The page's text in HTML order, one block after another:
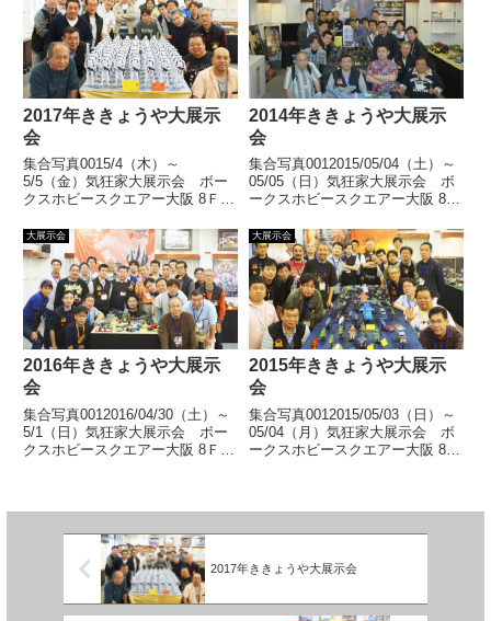
ご来場いただきまして誠にありが
とうございました。展示風景/激
安市風... 【続きを読む】
来場いただき、またアンケートに
ご協力いただきまし... 【続き
を読む】
2017年ききょうや大展示
会
集合写真0015/4（木）～
5/5（金）気狂家大展示会 ボー
クスホビースクエアー大阪 8Ｆホ
クエアー大阪での大展示会、おか
げさまで無事終了いたしました。
多数ご来場いただきましてありが
とうございました。展示風景
ア... 【続きを読む】
2014年ききょうや大展示
会
集合写真0012015/05/04（土）～
05/05（日）気狂家大展示会 ボ
ークスホビースクエアー大阪 8Ｆ
スクエアー大阪での大展示会、お
かげさまで無事終了いたしまし
た。多数ご来場いただきましてあ
りがとうござい... 【続きを読
む】
大展示会
2016年ききょうや大展示
会
集合写真0012016/04/30（土）～
5/1（日）気狂家大展示会 ボー
クスホビースクエアー大阪 8Ｆホ
とうございまし... 【続きを読
大展示会
2015年ききょうや大展示
会
集合写真0012015/05/03（日）～
05/04（月）気狂家大展示会 ボ
ークスホビースクエアー大阪 8Ｆ
りがとうござい... 【続きを読
2017年ききょうや大展示会